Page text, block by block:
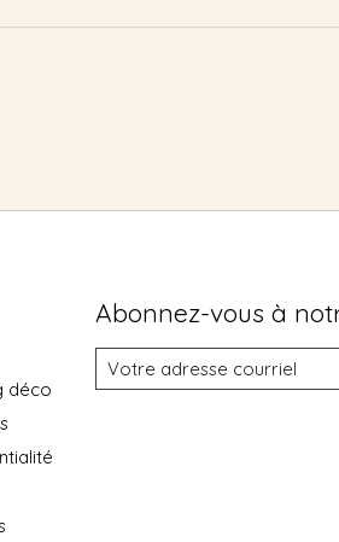
déco
Abonnez-vous à